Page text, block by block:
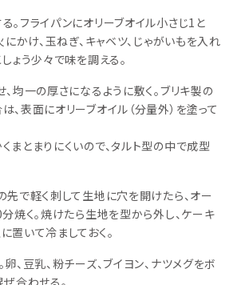
。フライパンにオリーブオイル小さじ1と
かけ、玉ねぎ、キャベツ、じゃがいもを入れ
ょう少々で味を調える。
、均一の厚さになるように敷く。ブリキ製の
、表面にオリーブオイル（分量外）を塗って
まとまりにくいので、タルト型の中で成型
先で軽く刺して生地に穴を開けたら、オー
焼く。焼けたら生地を型から外し、ケーキ
置いて冷ましておく。
、豆乳、粉チーズ、ブイヨン、ナツメグをボ
ぜ合わせる。